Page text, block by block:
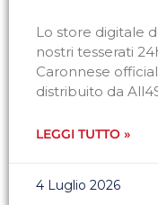
Lo store digitale
nostri tesserati
Caronnese
distribuito da
LEGGI TUTTO »
4 Luglio 2026